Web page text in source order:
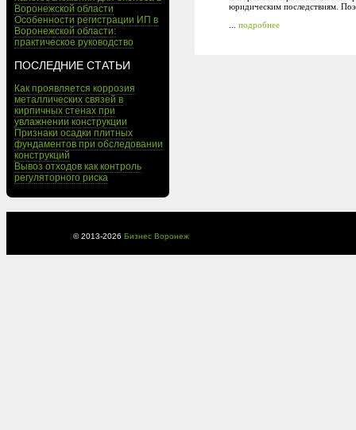
Воронежской области
Особенности регистрации ИП в
Воронежской области:
практическое руководство
ПОСЛЕДНИЕ СТАТЬИ
Как проявляется коррозия
металлических связей в
кирпичных стенах при
увлажнении конструкции
Признаки осадки плитных
фундаментов при обследовании
конструкций
Вывоз отходов как контроль
регуляторного риска
юридическим последствиям.
подробнее
© 2013-2026 Бизнес Воронеж